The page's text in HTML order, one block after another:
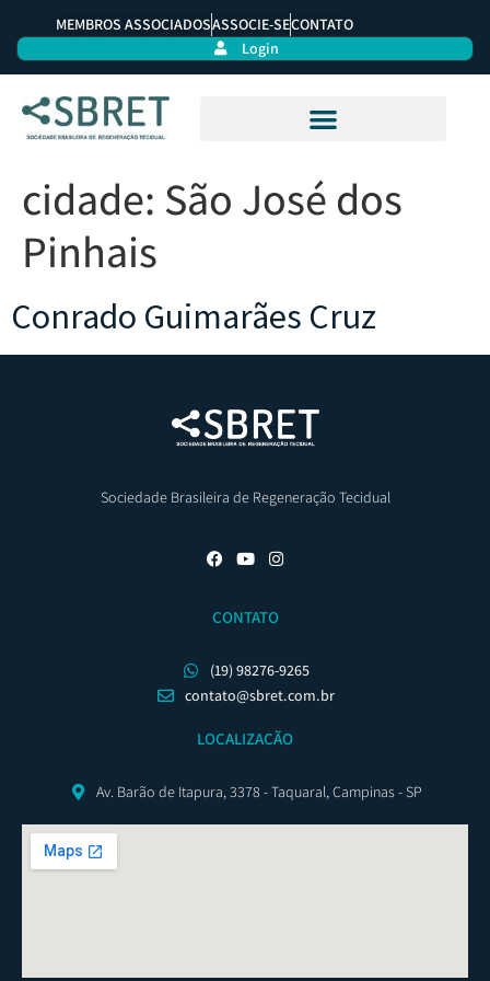
MEMBROS ASSOCIADOSASSOCIE-SECONTATO
Login
cidade: São José dos
Pinhais
Conrado Guimarães Cruz
Sociedade Brasileira de Regeneração Tecidual
CONTATO
(19) 98276-9265
contato@sbret.com.br
LOCALIZAÇÃO
Av. Barão de Itapura, 3378 - Taquaral, Campinas - SP